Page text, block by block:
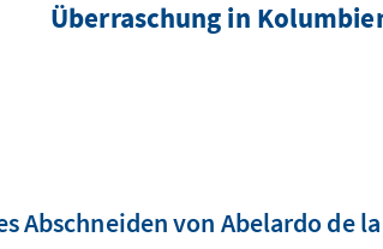
Überraschung in
Abschneiden von Abelardo de